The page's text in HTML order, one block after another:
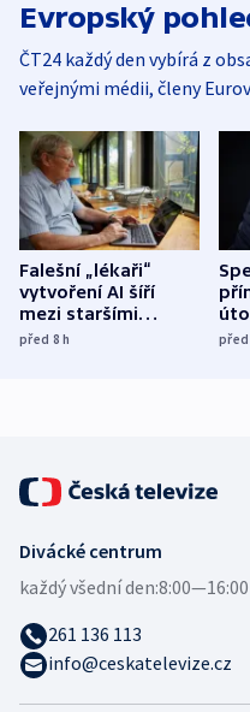
Evropský
ČT24 každý den vybírá z
veřejnými médii, členy
Falešní „lékaři“
vytvoření AI šíří
mezi staršími
Poláky nebezpečné
před 8h
Divácké centrum
každý všední den:
261 136 113
info@ceskatelevize.cz